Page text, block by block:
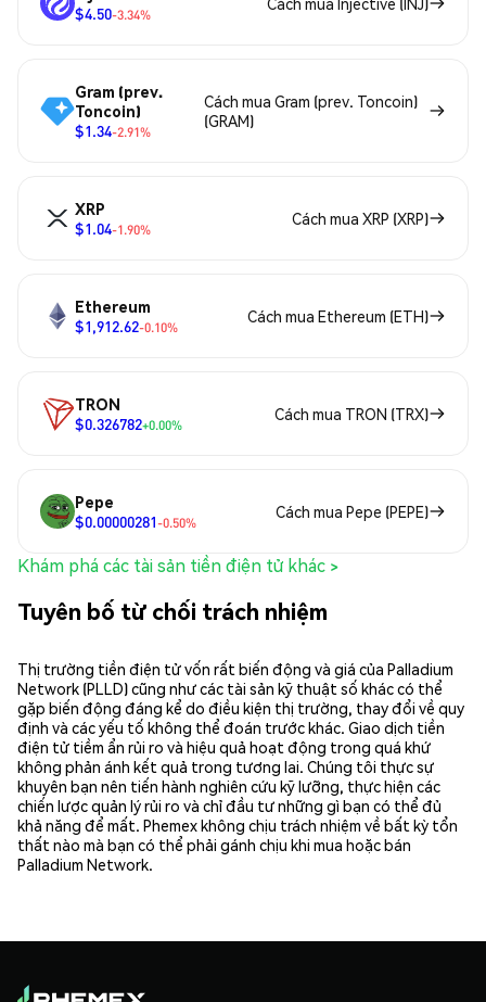
$4.50-3.34%
Gram (prev.
Toncoin)
$1.34-2.91%
Cách mua Gram (prev. Toncoin)
(GRAM)
XRP
$1.04-1.90%
Cách mua XRP (XRP)
Ethereum
$1,912.62-0.10%
Cách mua Ethereum (ETH)
TRON
$0.326782+0.00%
Cách mua TRON (TRX)
Pepe
$0.00000281-0.50%
Cách mua Pepe (PEPE)
Khám phá các tài sản tiền điện tử khác >
Tuyên bố từ chối trách nhiệm
Thị trường tiền điện tử vốn rất biến động và giá của Palladium
Network (PLLD) cũng như các tài sản kỹ thuật số khác có thể
gặp biến động đáng kể do điều kiện thị trường, thay đổi về quy
định và các yếu tố không thể đoán trước khác. Giao dịch tiền
điện tử tiềm ẩn rủi ro và hiệu quả hoạt động trong quá khứ
không phản ánh kết quả trong tương lai. Chúng tôi thực sự
khuyên bạn nên tiến hành nghiên cứu kỹ lưỡng, thực hiện các
chiến lược quản lý rủi ro và chỉ đầu tư những gì bạn có thể đủ
khả năng để mất. Phemex không chịu trách nhiệm về bất kỳ tổn
thất nào mà bạn có thể phải gánh chịu khi mua hoặc bán
Palladium Network.